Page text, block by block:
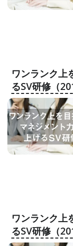
ワンランク上
るSV研修（
ワンランク上
るSV研修（